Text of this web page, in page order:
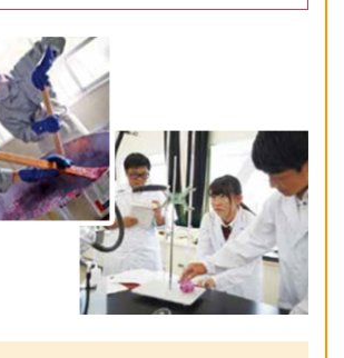
02/19 食品科学科
科学科プロジェクトメンバーが四日市
表敬訪問
12/20 食品科学科
生ビジネスプラン・ベスト１００を受賞
08/23 食品科学科